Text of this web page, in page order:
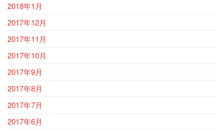
2018年1月
2017年12月
2017年11月
2017年10月
2017年9月
2017年8月
2017年7月
2017年6月